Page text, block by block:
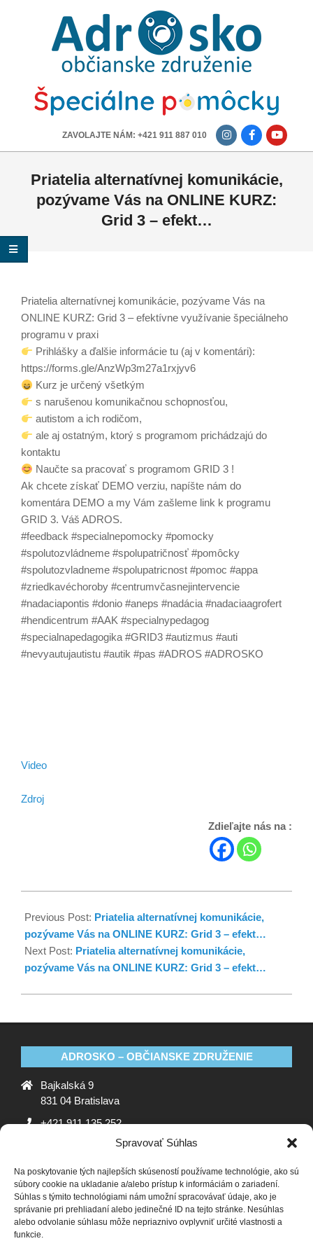
Spravovať Súhlas
Na poskytovanie tých najlepších skúseností používame technológie, ako sú
súbory cookie na ukladanie a/alebo prístup k informáciám o zariadení.
Súhlas s týmito technológiami nám umožní spracovávať údaje, ako je
správanie pri prehliadaní alebo jedinečné ID na tejto stránke. Nesúhlas
alebo odvolanie súhlasu môže nepriaznivo ovplyvniť určité vlastnosti a
funkcie.
ADROSKO
OBČIANSKE
ZDRUŽENIE
ZAVOLAJTE NÁM: +421 911 887 010
Priatelia alternatívnej komunikácie,
pozývame Vás na ONLINE KURZ:
Grid 3 – efekt…
Priatelia alternatívnej komunikácie, pozývame Vás na
ONLINE KURZ: Grid 3 – efektívne využívanie špeciálneho
programu v praxi
Prihlášky a ďalšie informácie tu (aj v komentári):
https://forms.gle/AnzWp3m27a1rxjyv6
Kurz je určený všetkým
s narušenou komunikačnou schopnosťou,
autistom a ich rodičom,
ale aj ostatným, ktorý s programom prichádzajú do
kontaktu
Naučte sa pracovať s programom GRID 3 !
Ak chcete získať DEMO verziu, napíšte nám do
komentára DEMO a my Vám zašleme link k programu
GRID 3. Váš ADROS.
#feedback #specialnepomocky #pomocky
#spolutozvládneme #spolupatričnosť #pomôcky
#spolutozvladneme #spolupatricnost #pomoc #appa
#zriedkavéchoroby #centrumvčasnejintervencie
#nadaciapontis #donio #aneps #nadácia #nadaciaagrofert
#hendicentrum #AAK #specialnypedagog
#specialnapedagogika #GRID3 #autizmus #auti
#nevyautujautistu #autik #pas #ADROS #ADROSKO
Video
Zdroj
Zdieľajte nás na :
Previous Post: Priatelia alternatívnej komunikácie,
pozývame Vás na ONLINE KURZ: Grid 3 – efekt…
Next Post: Priatelia alternatívnej komunikácie,
pozývame Vás na ONLINE KURZ: Grid 3 – efekt…
ADROSKO – OBČIANSKE ZDRUŽENIE
Bajkalská 9
831 04 Bratislava
+421 911 135 252
ADROSKO
Stanovy OZ Ochrana osobných údajov
Zásady
používania súborov cookie (EÚ)
Vyhlásenie o ochrane
osobných údajov (EU)